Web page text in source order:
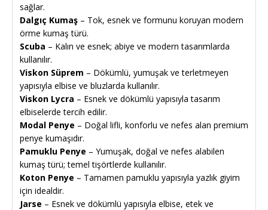
sağlar.
Dalgıç Kumaş – Tok, esnek ve formunu koruyan modern
örme kumaş türü.
Scuba – Kalın ve esnek; abiye ve modern tasarımlarda
kullanılır.
Viskon Süprem – Dökümlü, yumuşak ve terletmeyen
yapısıyla elbise ve bluzlarda kullanılır.
Viskon Lycra – Esnek ve dökümlü yapısıyla tasarım
elbiselerde tercih edilir.
Modal Penye – Doğal lifli, konforlu ve nefes alan premium
penye kumaşıdır.
Pamuklu Penye – Yumuşak, doğal ve nefes alabilen
kumaş türü; temel tişörtlerde kullanılır.
Koton Penye – Tamamen pamuklu yapısıyla yazlık giyim
için idealdir.
Jarse – Esnek ve dökümlü yapısıyla elbise, etek ve